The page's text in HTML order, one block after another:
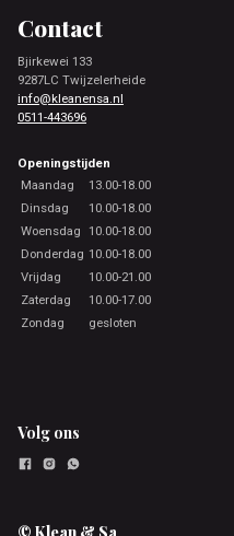
Contact
Bjirkewei 133
9287LC Twijzelerheide
info@kleanensa.nl
0511-443696
Openingstijden
Maandag
13.00-18.00
Dinsdag
10.00-18.00
Woensdag 10.00-18.00
Donderdag 10.00-18.00
Vrijdag
10.00-21.00
Zaterdag
10.00-17.00
Zondag
gesloten
Volg ons
© Klean & Sa